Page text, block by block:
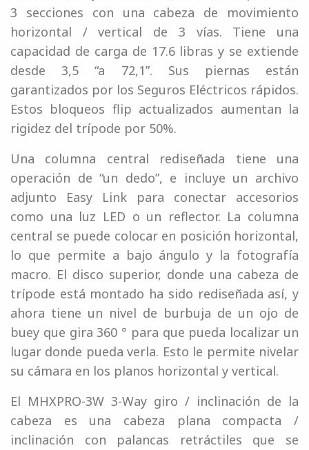
3 secciones con una cabeza de movimiento
horizontal / vertical de 3 vías. Tiene una
capacidad de carga de 17.6 libras y se extiende
desde 3,5 “a 72,1”. Sus piernas están
garantizados por los Seguros Eléctricos rápidos.
Estos bloqueos flip actualizados aumentan la
rigidez del trípode por 50%.
Una columna central rediseñada tiene una
operación de “un dedo”, e incluye un archivo
adjunto Easy Link para conectar accesorios
como una luz LED o un reflector. La columna
central se puede colocar en posición horizontal,
lo que permite a bajo ángulo y la fotografía
macro. El disco superior, donde una cabeza de
trípode está montado ha sido rediseñada así, y
ahora tiene un nivel de burbuja de un ojo de
buey que gira 360 ° para que pueda localizar un
lugar donde pueda verla. Esto le permite nivelar
su cámara en los planos horizontal y vertical.
El MHXPRO-3W 3-Way giro / inclinación de la
cabeza es una cabeza plana compacta /
inclinación con palancas retráctiles que se